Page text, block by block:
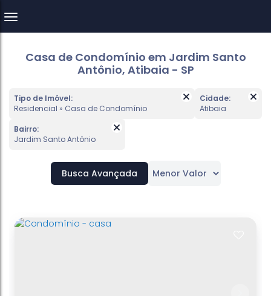
Casa de Condomínio em Jardim Santo
Antônio, Atibaia - SP
Tipo de Imóvel:
Residencial » Casa de Condomínio
Cidade:
Atibaia
Bairro:
Jardim Santo Antônio
Busca Avançada